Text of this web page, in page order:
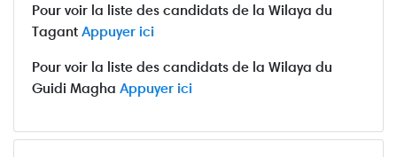
Pour voir la liste des candidats de la Wilaya du
Tagant Appuyer ici
Pour voir la liste des candidats de la Wilaya du
Guidi Magha Appuyer ici